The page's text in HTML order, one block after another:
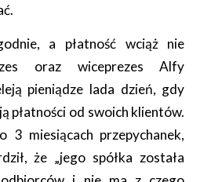
a płatność wciąż nie
oraz wiceprezes Alfy
pieniądze lada dzień, gdy
płatności od swoich klientów.
3 miesiącach przepychanek,
że „jego spółka została